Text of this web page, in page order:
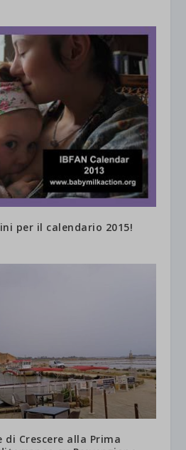
per il calendario 2015!
di Crescere alla Prima